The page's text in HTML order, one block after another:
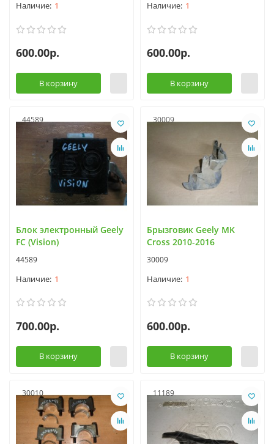
1
600.00р.
В корзину
1
600.00р.
В корзину
44589
Блок электронный Geely
FC (Vision)
44589
1
700.00р.
В корзину
30009
Брызговик Geely MK
Cross 2010-2016
30009
1
600.00р.
В корзину
30010 11189